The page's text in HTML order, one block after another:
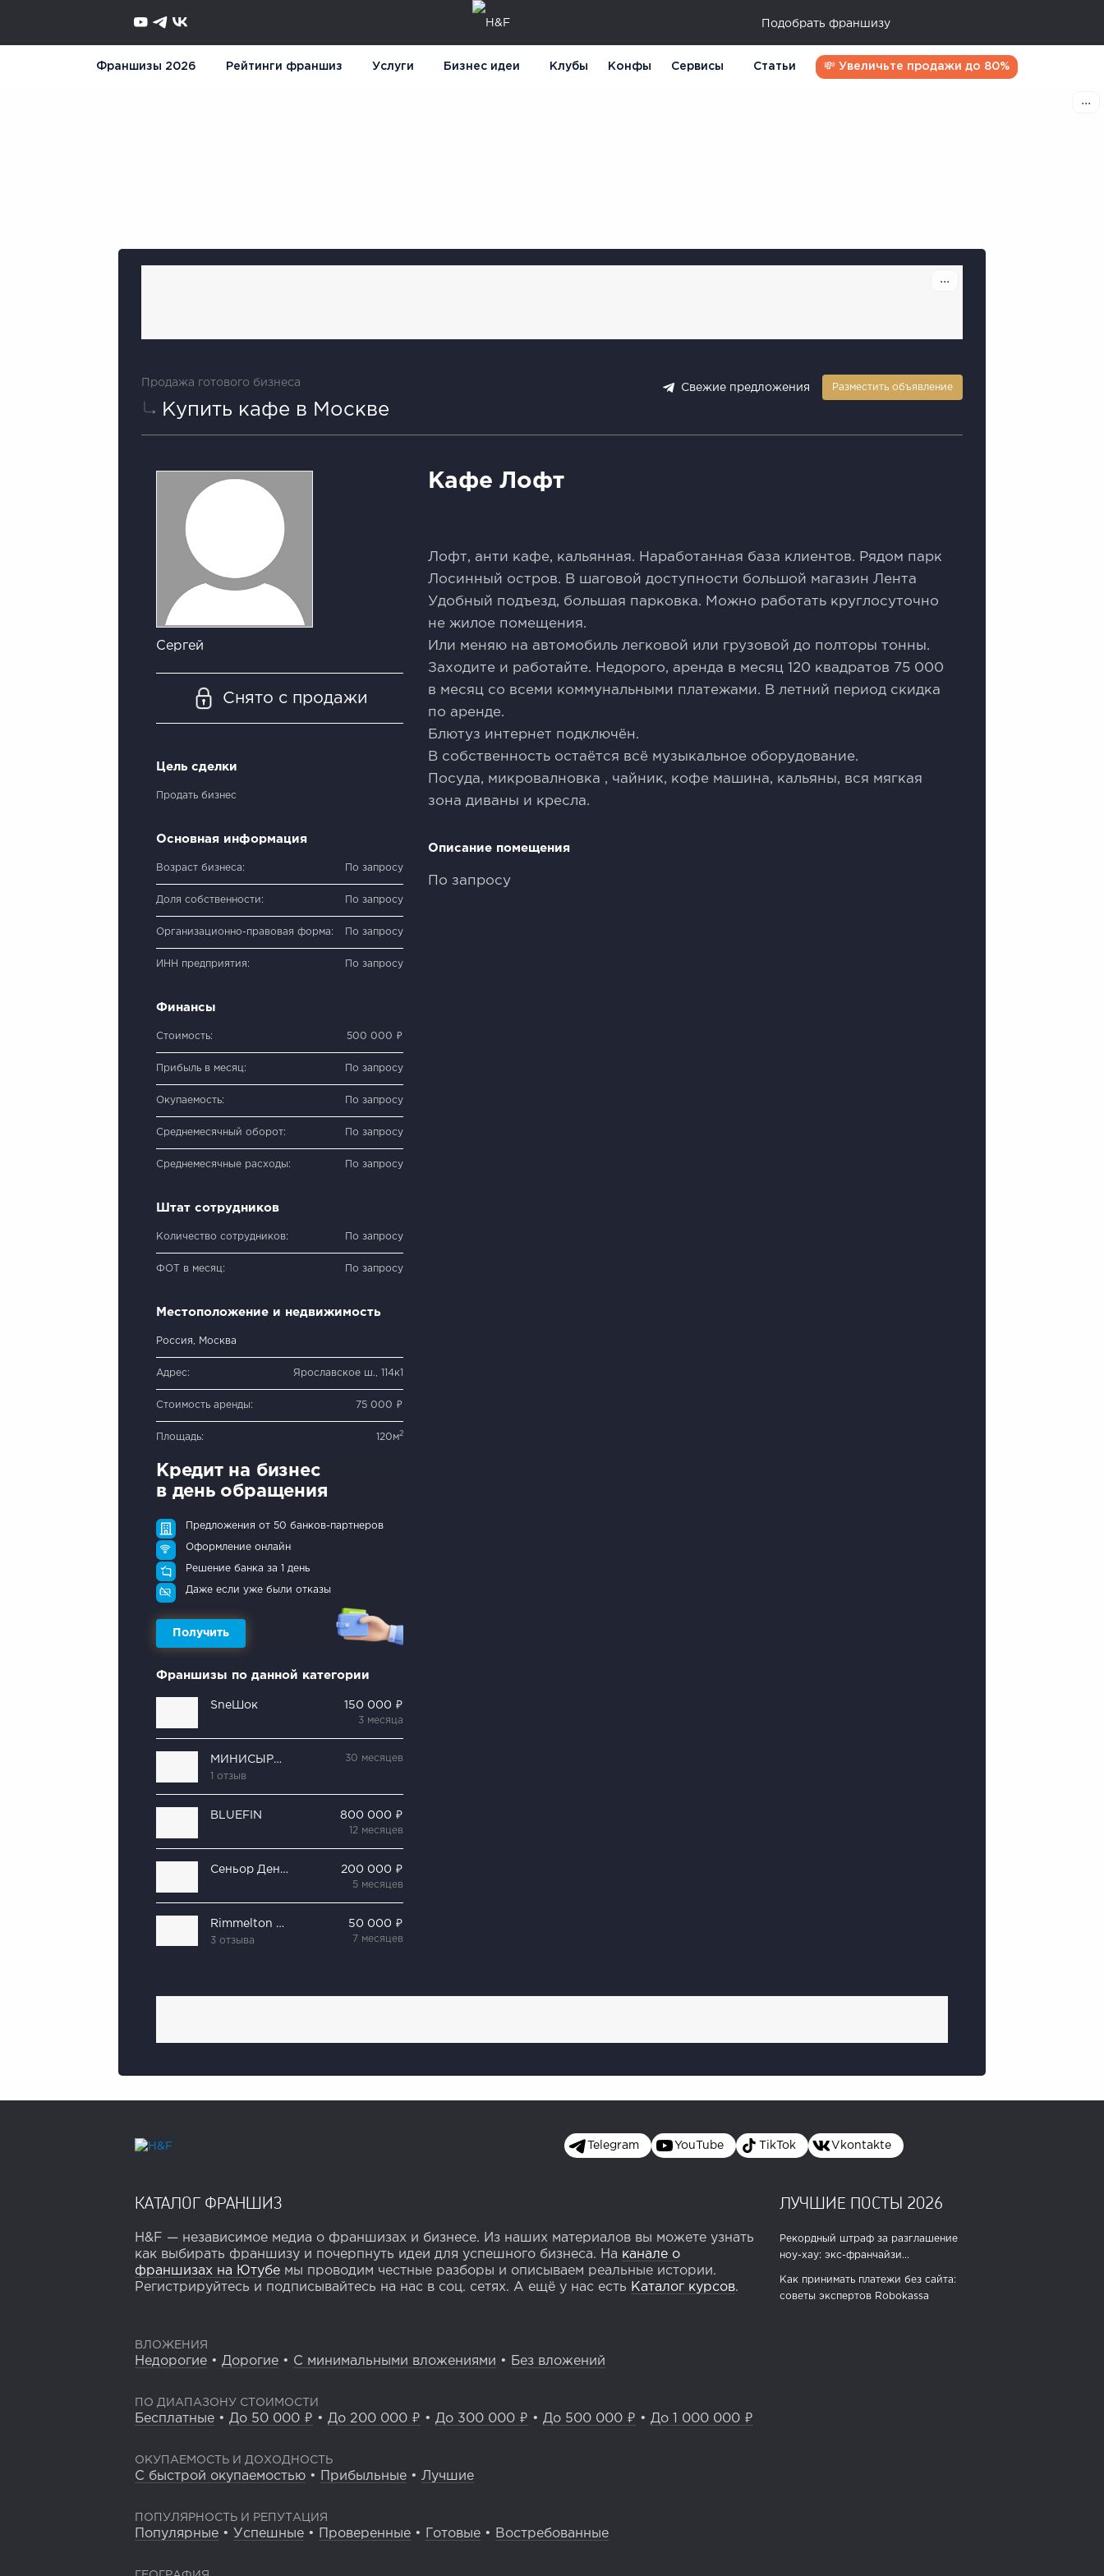
Подобрать франшизу
Франшизы 2026 Рейтинги франшиз Услуги Бизнес идеи Клубы Конфы Сервисы Статьи 💸 Увеличьте продажи до 80%
Продажа готового бизнеса
Купить кафе в Москве
Свежие предложения Разместить объявление
Сергей
Снято с продажи
Цель сделки
Продать бизнес
Основная информация
Возраст бизнеса: По запросу
Доля собственности: По запросу
Организационно-правовая форма: По запросу
ИНН предприятия: По запросу
Финансы
Стоимость: 500 000 ₽
Прибыль в месяц: По запросу
Окупаемость: По запросу
Среднемесячный оборот: По запросу
Среднемесячные расходы: По запросу
Штат сотрудников
Количество сотрудников: По запросу
ФОТ в месяц: По запросу
Местоположение и недвижимость
Россия, Москва
Адрес: Ярославское ш., 114к1
Стоимость аренды: 75 000 ₽
Площадь: 120м2
Кредит на бизнес
в день обращения
Предложения от 50 банков-партнеров
Оформление онлайн
Решение банка за 1 день
Даже если уже были отказы
Получить
Франшизы по данной категории
SneШок 150 000 ₽
3 месяца
МИНИСЫРОВАРНЯ
1 отзыв
30 месяцев
BLUEFIN 800 000 ₽
12 месяцев
Сеньор Денёр 200 000 ₽
5 месяцев
Rimmelton Coffee
3 отзыва
50 000 ₽
7 месяцев
Кафе Лофт
Лофт, анти кафе, кальянная. Наработанная база клиентов. Рядом парк
Лосинный остров. В шаговой доступности большой магазин Лента
Удобный подъезд, большая парковка. Можно работать круглосуточно
не жилое помещения.
Или меняю на автомобиль легковой или грузовой до полторы тонны.
Заходите и работайте. Недорого, аренда в месяц 120 квадратов 75 000
в месяц со всеми коммунальными платежами. В летний период скидка
по аренде.
Блютуз интернет подключён.
В собственность остаётся всё музыкальное оборудование.
Посуда, микровалновка , чайник, кофе машина, кальяны, вся мягкая
зона диваны и кресла.
Описание помещения
По запросу
Telegram YouTube TikTok Vkontakte
КАТАЛОГ ФРАНШИЗ
H&F — независимое медиа о франшизах и бизнесе. Из наших материалов вы можете узнать
как выбирать франшизу и почерпнуть идеи для успешного бизнеса. На канале о
франшизах на Ютубе мы проводим честные разборы и описываем реальные истории.
Регистрируйтесь и подписывайтесь на нас в соц. сетях. А ещё у нас есть Каталог курсов.
ЛУЧШИЕ ПОСТЫ 2026
Рекордный штраф за разглашение
ноу-хау: экс-франчайзи...
Как принимать платежи без сайта:
советы экспертов Robokassa
ВЛОЖЕНИЯ
Недорогие • Дорогие • С минимальными вложениями • Без вложений
ПО ДИАПАЗОНУ СТОИМОСТИ
Бесплатные • До 50 000 ₽ • До 200 000 ₽ • До 300 000 ₽ • До 500 000 ₽ • До 1 000 000 ₽
ОКУПАЕМОСТЬ И ДОХОДНОСТЬ
С быстрой окупаемостью • Прибыльные • Лучшие
ПОПУЛЯРНОСТЬ И РЕПУТАЦИЯ
Популярные • Успешные • Проверенные • Готовые • Востребованные